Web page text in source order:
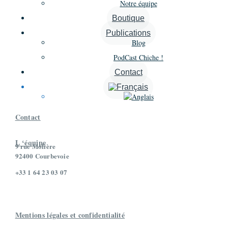
Notre équipe
Boutique
Publications
Blog
PodCast Chiche !
Contact
À propos
Contact
L ‘équipe
9 rue Molière
92400 Courbevoie
+33 1 64 23 03 07
Mentions légales et confidentialité